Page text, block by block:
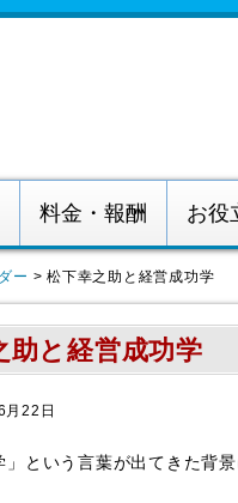
料金・報酬 お役
ー >松下幸之助と経営成功学
助と経営成功学
月22日
という言葉が出てきた背